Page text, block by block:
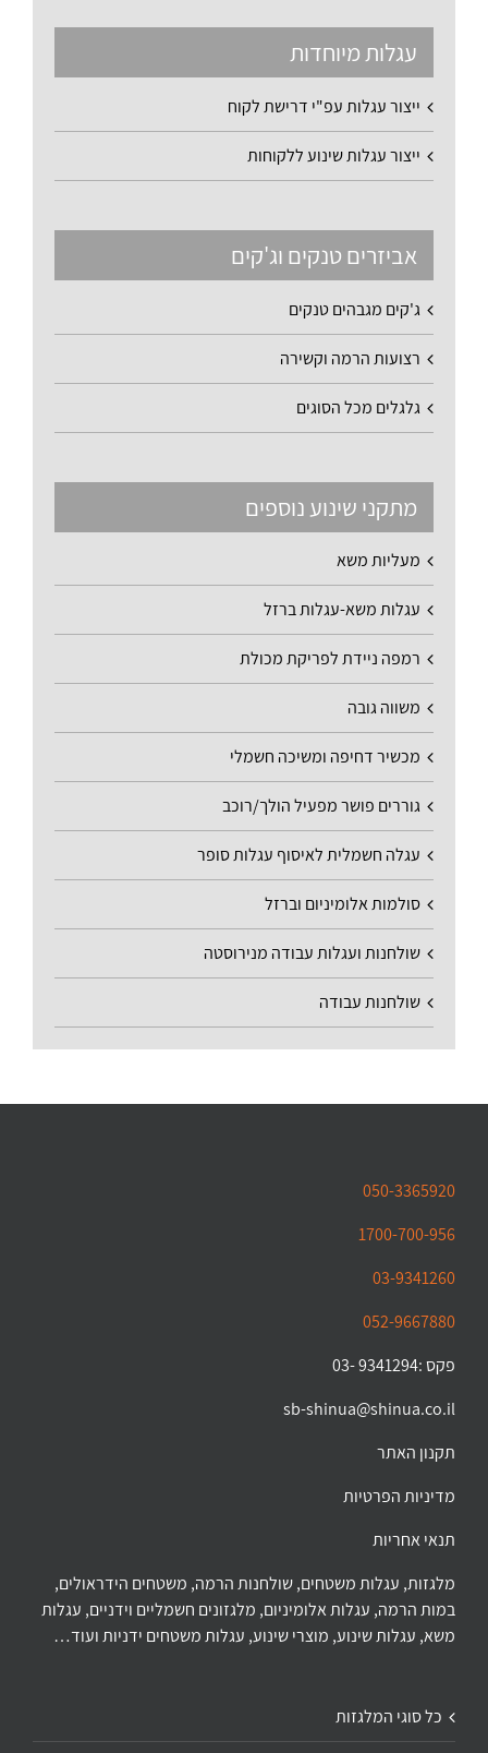
עגלות מיוחדות
ייצור עגלות עפ"י דרישת לקוח
ייצור עגלות שינוע ללקוחות
אביזרים טנקים וג'קים
ג'קים מגבהים טנקים
רצועות הרמה וקשירה
גלגלים מכל הסוגים
מתקני שינוע נוספים
מעליות משא
עגלות משא-עגלות ברזל
רמפה ניידת לפריקת מכולת
משווה גובה
מכשיר דחיפה ומשיכה חשמלי
גוררים פושר מפעיל הולך/רוכב
עגלה חשמלית לאיסוף עגלות סופר
סולמות אלומיניום וברזל
שולחנות ועגלות עבודה מנירוסטה
שולחנות עבודה
050-3365920
1700-700-956
03-9341260
052-9667880
פקס :9341294 -03
sb-shinua@shinua.co.il
תקנון האתר
מדיניות הפרטיות
תנאי אחריות
מלגזות, עגלות משטחים, שולחנות הרמה, משטחים הידראולים,
במות הרמה, עגלות אלומיניום, מלגזונים חשמליים וידניים, עגלות
משא, עגלות שינוע, מוצרי שינוע, עגלות משטחים ידניות ועוד…
כל סוגי המלגזות